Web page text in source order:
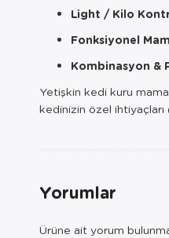
Light / Kilo
Fonksiyonel
Kombinasyon &
Yetişkin kedi kuru
kedinizin özel ihtiyaçları
Yorumlar
Ürüne ait yorum